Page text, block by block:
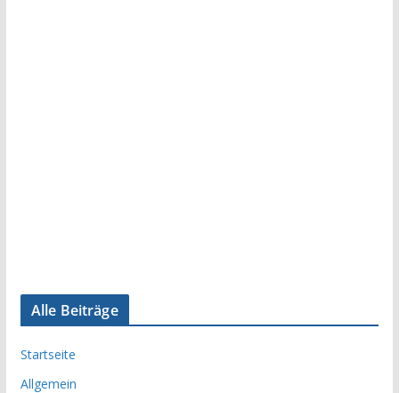
Alle Beiträge
Startseite
Allgemein